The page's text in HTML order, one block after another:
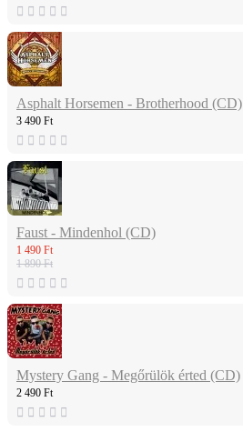
Asphalt Horsemen - Brotherhood (CD)
3 490 Ft
Faust - Mindenhol (CD)
1 490 Ft
1 890 Ft
Mystery Gang - Megőrülök érted (CD)
2 490 Ft